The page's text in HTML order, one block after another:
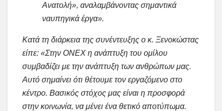
Ανατολή», αναλαμβάνοντας σημαντικά
ναυπηγικά έργα».
Κατά τη διάρκεια της συνέντευξης ο κ. Ξενοκώστας
είπε: «Στην ΟΝΕΧ η ανάπτυξη του ομίλου
συμβαδίζει με την ανάπτυξη των ανθρώπων μας.
Αυτό σημαίνει ότι θέτουμε τον εργαζόμενο στο
κέντρο. Βασικός στόχος μας είναι η προσφορά
στην κοινωνία, να μένει ένα θετικό αποτύπωμα.